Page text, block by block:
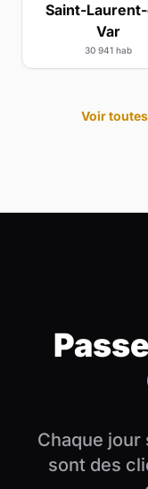
Saint-
Var
30 941 hab
Voir
Chaque jour
sont des